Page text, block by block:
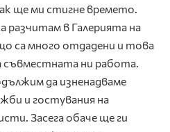
ще ми стигне времето.
разчитам в Галерията на
са много отдадени и това
съвместната ни работа.
да изненадваме
и гостувания на
Засега обаче ще ги